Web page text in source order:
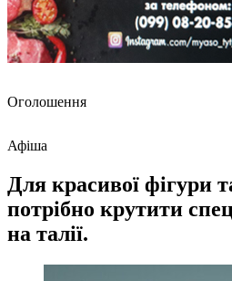
Оголошення
Афіша
Для красивої фігури
потрібно крутити
на талії.